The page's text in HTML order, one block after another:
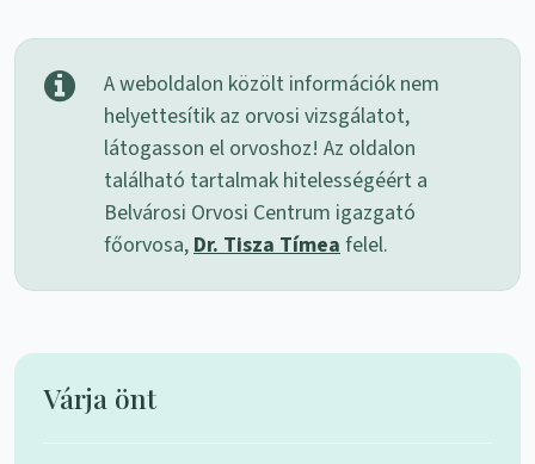
A weboldalon közölt információk nem
helyettesítik az orvosi vizsgálatot,
látogasson el orvoshoz! Az oldalon
található tartalmak hitelességéért a
Belvárosi Orvosi Centrum igazgató
főorvosa,Dr. Tisza Tímeafelel.
Várja önt